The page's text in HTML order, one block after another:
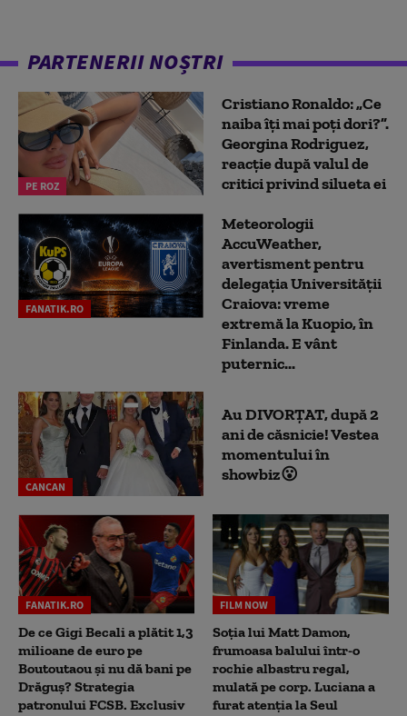
PARTENERII NOȘTRI
PE ROZ
Cristiano Ronaldo: „Ce
naiba îți mai poți dori?”.
Georgina Rodriguez,
reacție după valul de
critici privind silueta ei
FANATIK.RO
Meteorologii
AccuWeather,
avertisment pentru
delegația Universității
Craiova: vreme
extremă la Kuopio, în
Finlanda. E vânt
puternic...
CANCAN
Au DIVORȚAT, după 2
ani de căsnicie! Vestea
momentului în
showbiz😮
FANATIK.RO
De ce Gigi Becali a plătit 1,3
milioane de euro pe
Boutoutaou și nu dă bani pe
Drăguș? Strategia
patronului FCSB. Exclusiv
FILM NOW
Soția lui Matt Damon,
frumoasa balului într-o
rochie albastru regal,
mulată pe corp. Luciana a
furat atenția la Seul